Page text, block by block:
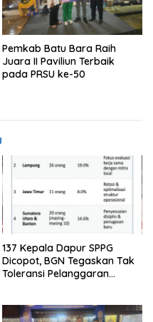
Pemkab Batu Bara Raih
Juara II Paviliun Terbaik
pada PRSU ke-50
137 Kepala Dapur SPPG
Dicopot, BGN Tegaskan Tak
Toleransi Pelanggaran